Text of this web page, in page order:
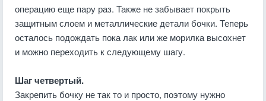
операцию еще пару раз. Также не забывает покрыть
защитным слоем и металлические детали бочки. Теперь
осталось подождать пока лак или же морилка высохнет
и можно переходить к следующему шагу.
Шаг четвертый.
Закрепить бочку не так то и просто, поэтому нужно